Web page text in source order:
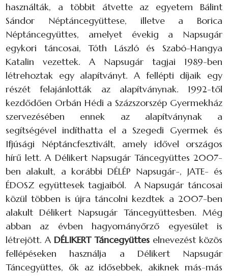
használták, a többit átvette az egyetem Bálint
Sándor Néptáncegyüttese, illetve a Borica
Néptáncegyüttes, amelyet évekig a Napsugár
egykori táncosai, Tóth László és Szabó-Hangya
Katalin vezettek. A Napsugár tagjai 1989-ben
létrehoztak egy alapítványt. A fellépti díjaik egy
részét felajánlották az alapítványnak. 1992-től
kezdődően Orbán Hédi a Százszorszép Gyermekház
szervezésében ennek az alapítványnak a
segítségével indíthatta el a Szegedi Gyermek és
Ifjúsági Néptáncfesztivált, amely idővel országos
hírű lett. A Délikert Napsugár Táncegyüttes 2007-
ben alakult, a korábbi DÉLÉP Napsugár-, JATE- és
ÉDOSZ együttesek tagjaiból. A Napsugár táncosai
közül többen is újra táncolni kezdtek a 2007-ben
alakult Délikert Napsugár Táncegyüttesben. Még
abban az évben hagyományőrző egyesület is
létrejött. A DÉLIKERT Táncegyüttes elnevezést közös
fellépéseken használja a Délikert Napsugár
Táncegyüttes, ők az idősebbek, akiknek más-más